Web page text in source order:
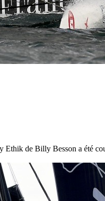
de Billy Besson a été